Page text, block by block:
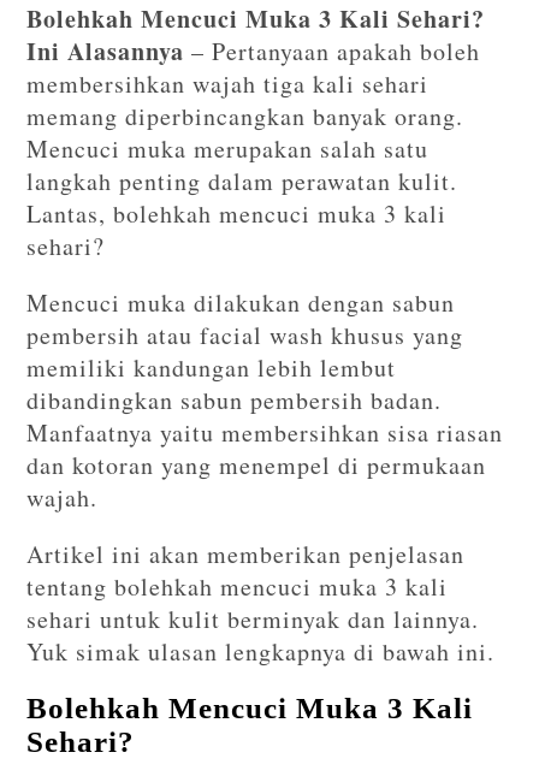
Bolehkah Mencuci Muka 3 Kali Sehari?
Ini Alasannya – Pertanyaan apakah boleh
membersihkan wajah tiga kali sehari
memang diperbincangkan banyak orang.
Mencuci muka merupakan salah satu
langkah penting dalam perawatan kulit.
Lantas, bolehkah mencuci muka 3 kali
sehari?
Mencuci muka dilakukan dengan sabun
pembersih atau facial wash khusus yang
memiliki kandungan lebih lembut
dibandingkan sabun pembersih badan.
Manfaatnya yaitu membersihkan sisa riasan
dan kotoran yang menempel di permukaan
wajah.
Artikel ini akan memberikan penjelasan
tentang bolehkah mencuci muka 3 kali
sehari untuk kulit berminyak dan lainnya.
Yuk simak ulasan lengkapnya di bawah ini.
Bolehkah Mencuci Muka 3 Kali
Sehari?